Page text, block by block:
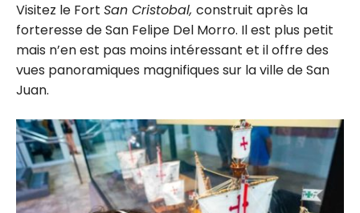
Visitez le Fort San Cristobal, construit après la
forteresse de San Felipe Del Morro. Il est plus petit
mais n’en est pas moins intéressant et il offre des
vues panoramiques magnifiques sur la ville de San
Juan.